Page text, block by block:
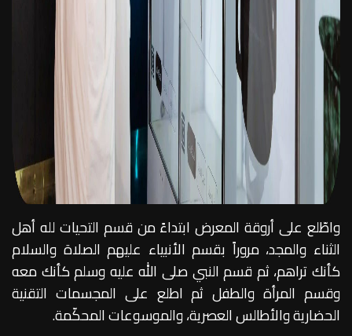
واطّلع على أروقة المعرض ابتداءً من قسم التحيات لله أهل
الثناء والمجد، مروراً بقسم الأنبياء عليهم الصلاة والسلام
كأنك تراهم، ثم قسم النبي صلى الله عليه وسلم كأنك معه
وقسم المرأة والطفل ثم اطلع على المجسمات التقنية
الحضارية والأطالس العصرية، والموسوعات المحكّمة.